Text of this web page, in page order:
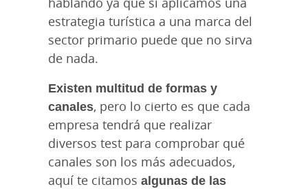
estrategia turística a una marca del
sector primario puede que no sirva
de nada.
Existen multitud de formas y
canales, pero lo cierto es que cada
empresa tendrá que realizar
diversos test para comprobar qué
canales son los más adecuados,
aquí te citamos algunas de las